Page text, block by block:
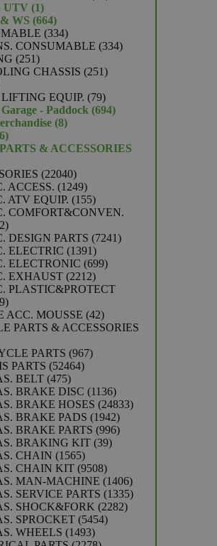
UTV 11
product
WS 664664
producten
334334
producten
CONSUMABLE 334334
251251
producten
CHASSIS 251251
producten EQUIP. 7979
producten
- Paddock 694694
88
1866
producten& ACCESSORIES
2204022040
producten
ACCESS. 12491249
producten
ATV EQUIP. 155155
producten
COMFORT&CONVEN.
2042
producten
DESIGN PARTS 72417241
ELECTRIC 13911391
producten
ELECTRONIC 699699
EXHAUST 22122212
producten
PLASTIC&PROTECT
7009
producten
ACC. MOUSSE 4242
producten
PARTS & ACCESSORIES
PARTS 967967
PARTS 5246452464
BELT 475475
producten
BRAKE DISC 11361136
producten
BRAKE HOSES 2483324833
BRAKE PADS 19421942
producten
BRAKE PARTS 996996
BRAKING KIT 3939
CHAIN 15651565
producten
CHAIN KIT 95089508
producten
MAN-MACHINE 14061406
producten
SERVICE PARTS 13351335
SHOCK&FORK 22822282
SPROCKET 54545454
WHEELS 14931493